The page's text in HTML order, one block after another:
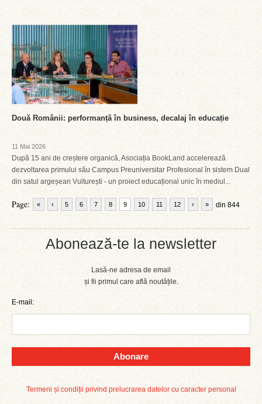
Abonează-te la newsletter
Lasă-ne adresa de email
și fii primul care află noutățile.
E-mail:
Abonare
Termeni și condiții privind prelucrarea datelor cu caracter personal
Două Românii: performanță în business, decalaj în educație
11 Mai 2026
După 15 ani de creștere organică, Asociația BookLand accelerează
dezvoltarea primului său Campus Preuniversitar Profesional în sistem Dual
din satul argeșean Vulturești - un proiect educațional unic în mediul...
Page: « ‹ 5 6 7 8 9 10 11 12 din 844
› »